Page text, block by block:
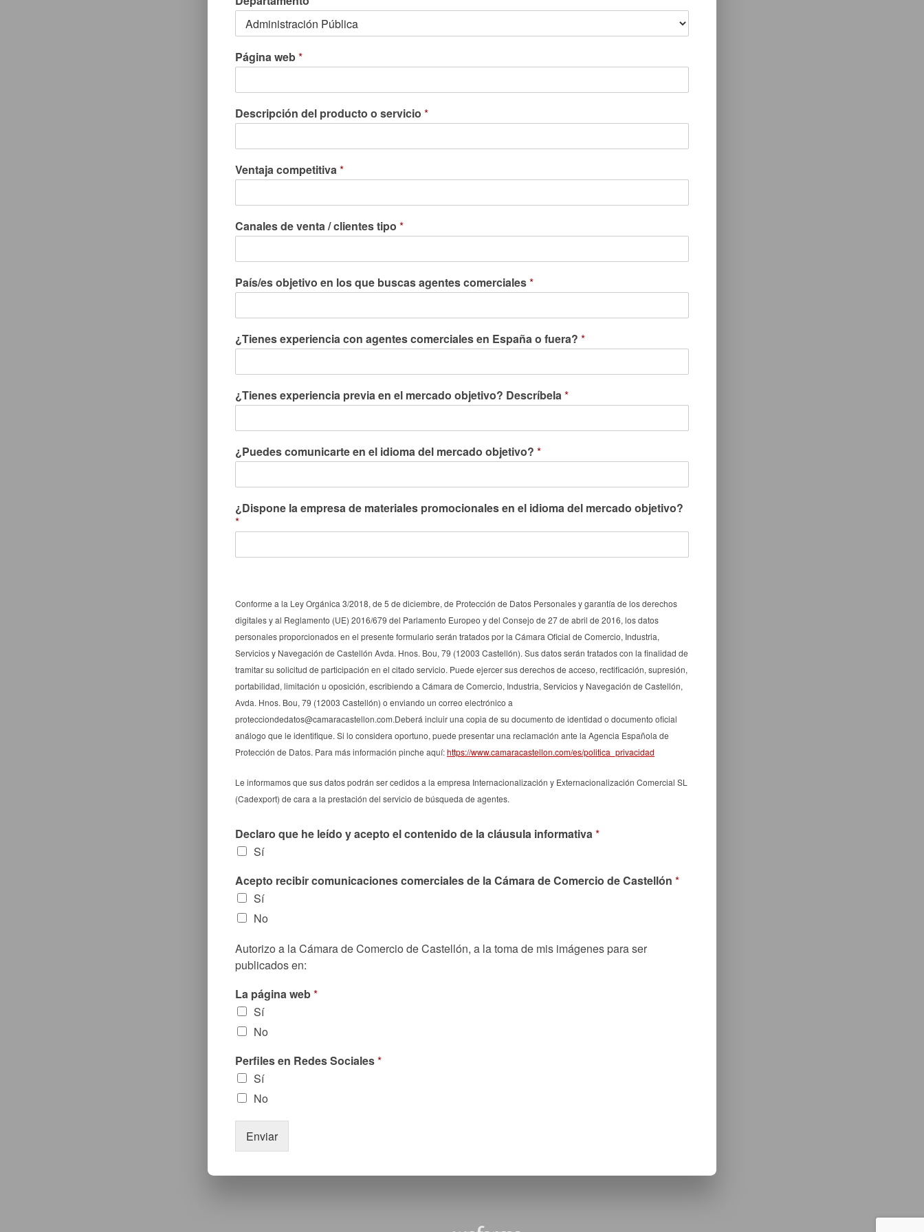
Página web*
Descripción del producto o servicio *
Ventaja competitiva*
Canales de venta / clientes tipo *
País/es objetivo en los que buscas agentes comerciales*
¿Tienes experiencia con agentes comerciales en España o fuera? *
¿Tienes experiencia previa en el mercado objetivo? Descríbela*
¿Puedes comunicarte en el idioma del mercado objetivo? *
¿Dispone la empresa de materiales promocionales en el idioma del mercado objetivo?
*
Conforme a la Ley Orgánica 3/2018, de 5 de diciembre, de Protección de Datos Personales y garantía de los derechos
digitales y al Reglamento (UE) 2016/679 del Parlamento Europeo y del Consejo de 27 de abril de 2016, los datos
personales proporcionados en el presente formulario serán tratados por la Cámara Oficial de Comercio, Industria,
Servicios y Navegación de Castellón Avda. Hnos. Bou, 79 (12003 Castellón). Sus datos serán tratados con la finalidad de
tramitar su solicitud de participación en el citado servicio. Puede ejercer sus derechos de acceso, rectificación, supresión,
portabilidad, limitación u oposición, escribiendo a Cámara de Comercio, Industria, Servicios y Navegación de Castellón,
Avda. Hnos. Bou, 79 (12003 Castellón) o enviando un correo electrónico a
protecciondedatos@camaracastellon.com.Deberá incluir una copia de su documento de identidad o documento oficial
análogo que le identifique. Si lo considera oportuno, puede presentar una reclamación ante la Agencia Española de
Protección de Datos. Para más información pinche aquí:https://www.camaracastellon.com/es/politica_privacidad
Le informamos que sus datos podrán ser cedidos a la empresa Internacionalización y Externacionalización Comercial SL
(Cadexport) de cara a la prestación del servicio de búsqueda de agentes.
Declaro que he leído y acepto el contenido de la cláusula informativa*
Sí
Acepto recibir comunicaciones comerciales de la Cámara de Comercio de Castellón *
Sí
No
Autorizo a la Cámara de Comercio de Castellón, a la toma de mis imágenes para ser
publicados en:
La página web*
Sí
No
Perfiles en Redes Sociales*
Sí
No
Enviar